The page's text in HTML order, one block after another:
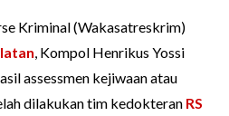
Kriminal (Wakasatreskrim)
, Kompol Henrikus Yossi
assessmen kejiwaan atau
dilakukan tim kedokteran RS